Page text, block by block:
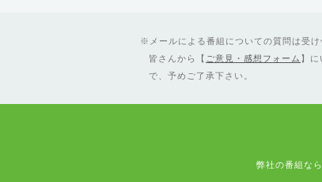
メールによる番組についての質問は受
皆さんから【 ご意見・感想フォーム 】に
で、予めご了承下さい。
弊社の番組な